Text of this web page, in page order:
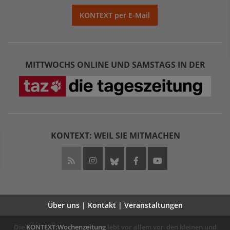
KONTEXT per E-Mail
MITTWOCHS ONLINE UND SAMSTAGS IN DER
KONTEXT: WEIL SIE MITMACHEN
Über uns | Kontakt | Veranstaltungen
Die KONTEXT:Wochenzeitunglebt vor allem von den kleinen und